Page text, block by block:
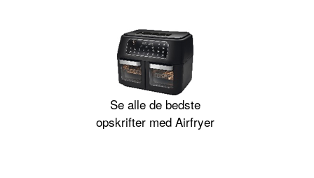
Se alle de bedste
opskrifter med Airfryer